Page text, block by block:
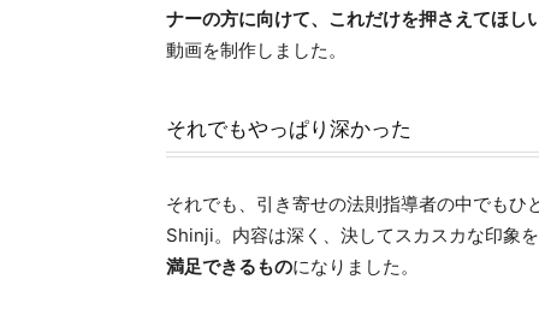
ナーの方に向けて、これだけを押さえてほし
動画を制作しました。
それでもやっぱり深かった
それでも、引き寄せの法則指導者の中でもひ
Shinji。内容は深く、決してスカスカな印象
満足できるものになりました。